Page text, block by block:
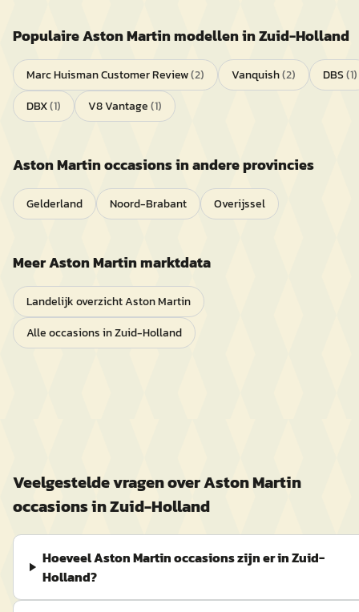
PopulaireAston Martinmodellen inZuid-Holland
Marc Huisman Customer Review(2) Vanquish(2) DBS(1)
DBX(1) V8 Vantage(1)
Aston Martinoccasions in andere provincies
Gelderland Noord-Brabant Overijssel
MeerAston Martinmarktdata
Landelijk overzichtAston Martin
Alle occasions inZuid-Holland
Veelgestelde vragen overAston Martin
occasions inZuid-Holland
Hoeveel Aston Martin occasions zijn er in Zuid-
Holland?